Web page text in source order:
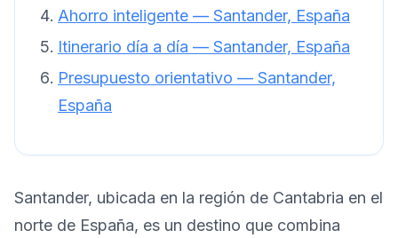
Ahorro inteligente — Santander, España
Itinerario día a día — Santander, España
Presupuesto orientativo — Santander,
España
Santander, ubicada en la región de Cantabria en el
norte de España, es un destino que combina